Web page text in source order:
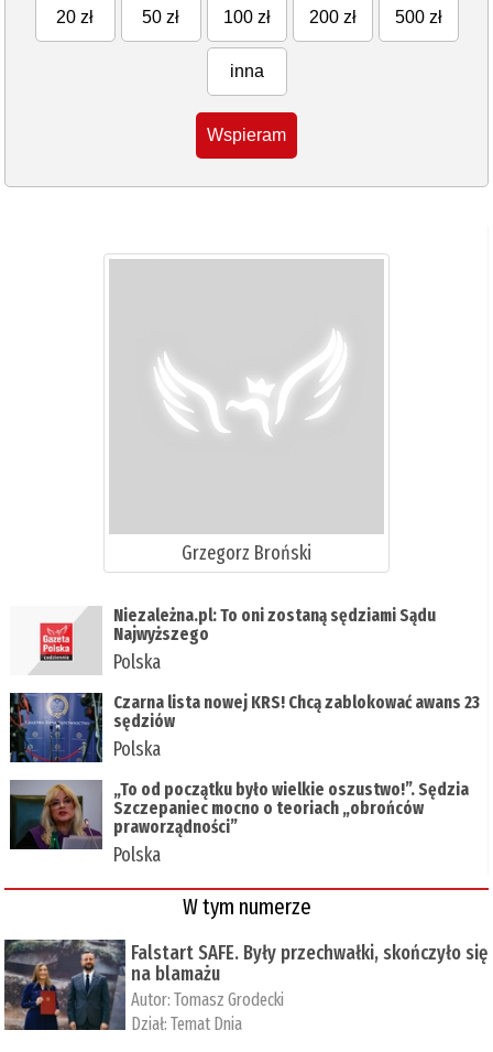
20 zł 50 zł 100 zł 200 zł 500 zł
inna
Wspieram
Grzegorz Broński
Niezależna.pl: To oni zostaną sędziami Sądu
Najwyższego
Polska
Czarna lista nowej KRS! Chcą zablokować awans 23
sędziów
Polska
„To od początku było wielkie oszustwo!”. Sędzia
Szczepaniec mocno o teoriach „obrońców
praworządności”
Polska
W tym numerze
Falstart SAFE. Były przechwałki, skończyło się
na blamażu
Autor:Tomasz Grodecki
Dział:Temat Dnia